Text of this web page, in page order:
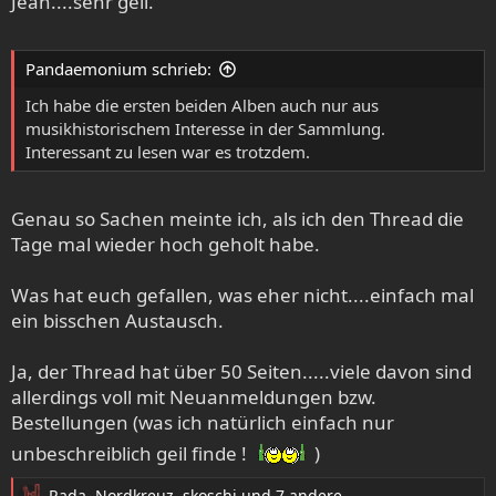
Unser kleines Heftchen hat jetzt auch Hanoi erreicht - ein
er mal in Deutschland studiert hat. Da Rogdan (2. von
links) derzeit in den USA studiert und nur für die
ELCROST wie auch BLOOD SERPENT studiomäßig derzeit
auf Eis, dafür gibt es diverse Liveshows in den
Imperial Cult wiederum hat mit PUTRID VOMIT CHRIST ein
neues Projekt am Start, eine heftige Death/Doom-Walze
mit deutlicher Black Metal-Schlagseite, die ich nur
wärmstens empfehlen kann.
Pandaemonium schrieb:
Ich habe die ersten beiden Alben auch nur aus
musikhistorischem Interesse in der Sammlung.
Interessant zu lesen war es trotzdem.
Genau so Sachen meinte ich, als ich den Thread die
Tage mal wieder hoch geholt habe.
Was hat euch gefallen, was eher nicht....einfach mal
ein bisschen Austausch.
Ja, der Thread hat über 50 Seiten.....viele davon sind
allerdings voll mit Neuanmeldungen bzw.
Bestellungen (was ich natürlich einfach nur
unbeschreiblich geil finde !
)